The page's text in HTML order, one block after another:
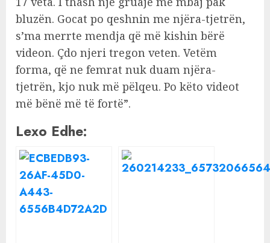
bluzën. Gocat po qeshnin me njëra-tjetrën,
s’ma merrte mendja që më kishin bërë
videon. Çdo njeri tregon veten. Vetëm
forma, që ne femrat nuk duam njëra-
tjetrën, kjo nuk më pëlqeu. Po këto videot
më bënë më të fortë”.
Lexo Edhe: